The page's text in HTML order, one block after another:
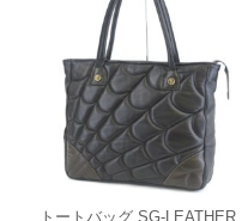
トートバッグ SG-LEATHER